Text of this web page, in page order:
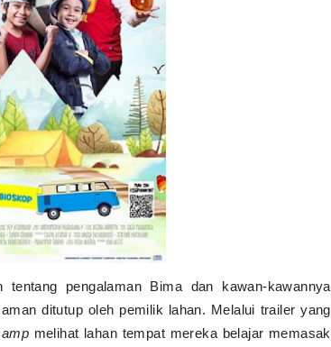
pengalaman Bima dan kawan-kawannya
ditutup oleh pemilik lahan. Melalui trailer yang
melihat lahan tempat mereka belajar memasak